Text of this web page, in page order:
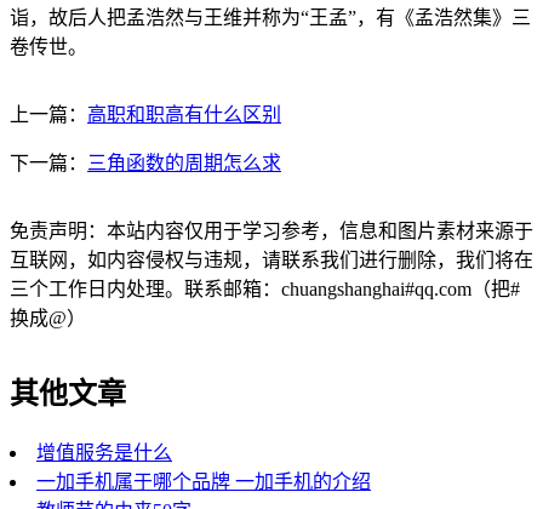
诣，故后人把孟浩然与王维并称为“王孟”，有《孟浩然集》三
卷传世。
上一篇： 高职和职高有什么区别
下一篇： 三角函数的周期怎么求
免责声明：本站内容仅用于学习参考，信息和图片素材来源于
互联网，如内容侵权与违规，请联系我们进行删除，我们将在
三个工作日内处理。联系邮箱：chuangshanghai#qq.com（把#
换成@）
其他文章
增值服务是什么
一加手机属于哪个品牌 一加手机的介绍